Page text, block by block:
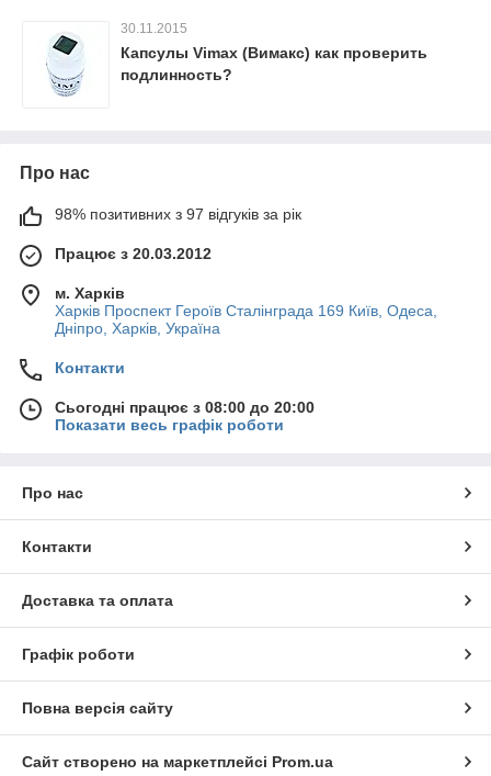
30.11.2015
Капсулы Vimax (Вимакс) как проверить
подлинность?
Про нас
98% позитивних з 97 відгуків за рік
Працює з 20.03.2012
м. Харків
Харків Проспект Героїв Сталінграда 169 Київ, Одеса,
Дніпро, Харків, Україна
Контакти
Сьогодні працює з 08:00 до 20:00
Показати весь графік роботи
Про нас
Контакти
Доставка та оплата
Графік роботи
Повна версія сайту
Сайт створено на маркетплейсі Prom.ua